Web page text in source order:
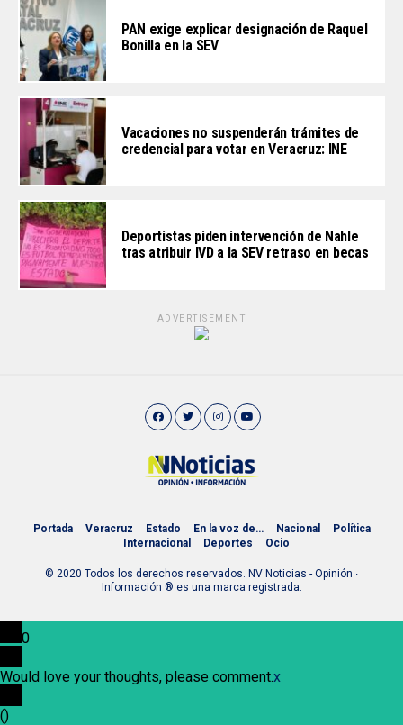
PAN exige explicar designación de Raquel
Bonilla en la SEV
Vacaciones no suspenderán trámites de
credencial para votar en Veracruz: INE
Deportistas piden intervención de Nahle
tras atribuir IVD a la SEV retraso en becas
ADVERTISEMENT
Portada Veracruz Estado En la voz de… Nacional
Política
Internacional
Deportes Ocio
© 2020 Todos los derechos reservados. NV Noticias - Opinión ∙
Información ® es una marca registrada.
0
Would love your thoughts, please comment.x
()